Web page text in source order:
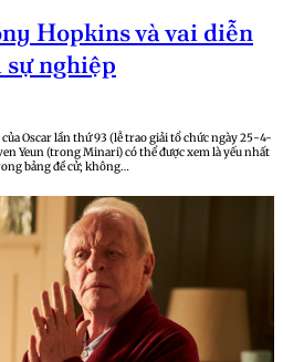
Hopkins và vai diễn
sự nghiệp
Oscar lần thứ 93 (lễ trao giải tổ chức ngày 25-4-
Yeun (trong Minari) có thể được xem là yếu nhất
bảng đề cử; không…